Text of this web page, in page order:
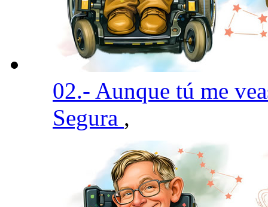
02.- Aunque tú me
Segura ,